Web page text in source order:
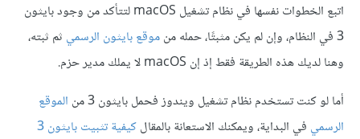
اتبع الخطوات نفسها في نظام تشغيل macOS لتتأكد من وجود بايثون
3 في النظام، وإن لم يكن مثبتًا، حمله من
موقع بايثون الرسمي ثم ثبته،
وهنا لديك هذه الطريقة فقط إذ إن macOS لا يملك مدير حزم.
أما لو كنت تستخدم نظام تشغيل ويندوز فحمل بايثون 3 من
الموقع
الرسمي في البداية، ويمكنك الاستعانة بالمقال
كيفية تثبيت بايثون 3